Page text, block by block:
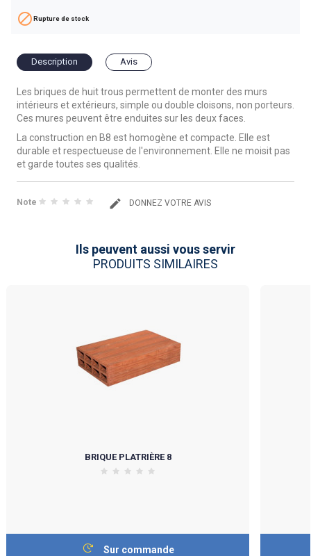
Rupture de stock
Description Avis
Les briques de huit trous permettent de monter des murs
intérieurs et extérieurs, simple ou double cloisons, non porteurs.
Ces mures peuvent être enduites sur les deux faces.
La construction en B8 est homogène et compacte. Elle est
durable et respectueuse de l'environnement. Elle ne moisit pas
et garde toutes ses qualités.
Note DONNEZ VOTRE AVIS
Ils peuvent aussi vous servir
PRODUITS SIMILAIRES
BRIQUE PLATRIÈRE 8
Sur commande